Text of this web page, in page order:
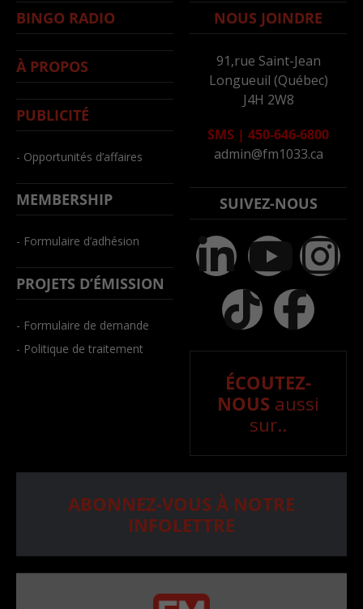
BINGO RADIO
À PROPOS
PUBLICITÉ
- Opportunités d’affaires
MEMBERSHIP
- Formulaire d’adhésion
PROJETS D’ÉMISSION
- Formulaire de demande
- Politique de traitement
NOUS JOINDRE
91,rue Saint-Jean
Longueuil (Québec)
J4H 2W8
SMS | 450-646-6800
admin@fm1033.ca
SUIVEZ-NOUS
ÉCOUTEZ-
NOUS aussi
sur..
ABONNEZ-VOUS À NOTRE
INFOLETTRE